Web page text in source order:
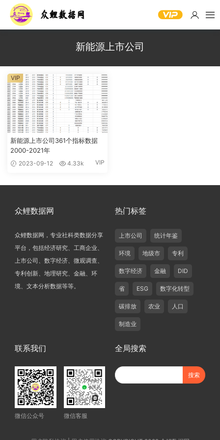
新能源上市公司
新能源上市公司361个指标数据
2000-2021年
2023-09-12 4.33k VIP
VIP
众鲤数据网
众鲤数据网，专业社科类数据分享
平台，包括经济研究、工商企业、
上市公司、数字经济、微观调查、
专利创新、地理研究、金融、环
境、文本分析数据等等。
热门标签
上市公司 统计年鉴
环境 地级市 专利
数字经济 金融 DID
省 ESG 数字化转型
碳排放 农业 人口
制造业
联系我们
微信公众号 微信客服
全局搜索